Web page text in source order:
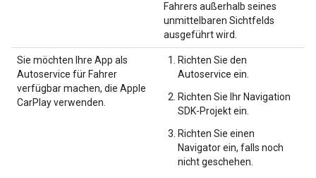
Fahrers außerhalb seines
unmittelbaren Sichtfelds
ausgeführt wird.
Sie möchten Ihre App als
Autoservice für Fahrer
verfügbar machen, die Apple
CarPlay verwenden.
Richten Sie den
Autoservice ein.
Richten Sie Ihr Navigation
SDK-Projekt ein.
Richten Sie einen
Navigator ein, falls noch
nicht geschehen.